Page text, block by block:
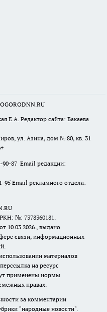
Е.А. Редактор сайта: Бакаева
ул. Азина, дом № 80, кв. 31
90-87 Email редакции:
95 Email рекламного отдела:
№: 7378360181.
10.03.2026., выдано
связи, информационных
материалов
на ресурс
применены нормы
правах.
за комментарии
"народные новости".